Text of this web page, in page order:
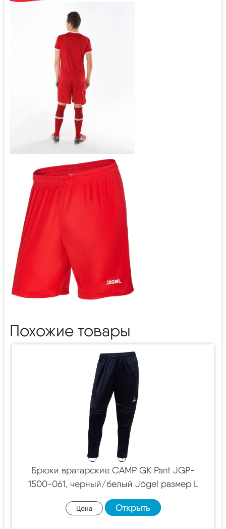
Похожие товары
Брюки вратарские CAMP GK Pant JGP-
1500-061, черный/белый Jögel размер L
Цена Открыть